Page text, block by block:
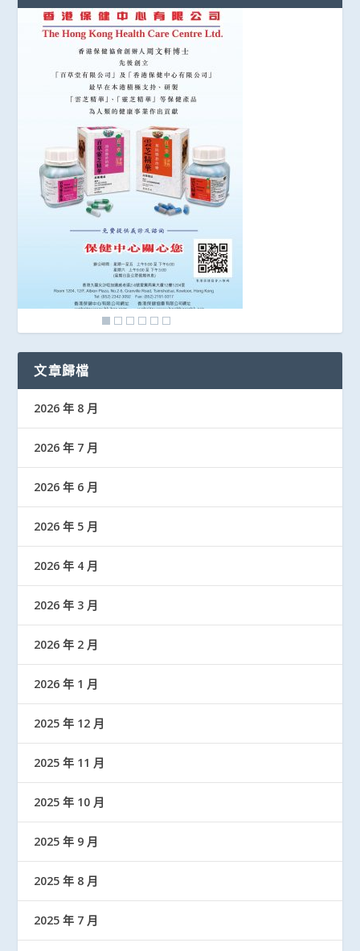
文章歸檔
2026 年 8 月
2026 年 7 月
2026 年 6 月
2026 年 5 月
2026 年 4 月
2026 年 3 月
2026 年 2 月
2026 年 1 月
2025 年 12 月
2025 年 11 月
2025 年 10 月
2025 年 9 月
2025 年 8 月
2025 年 7 月